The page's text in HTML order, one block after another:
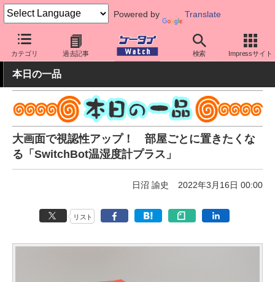
Powered by Translate
カテゴリ 過去記事 検索 Impressサイト
ケータイ Watch 周辺機器/アクセサリー その他
本日の一品
大画面で視認性アップ！ 部屋ごとに置きたくな
る「SwitchBot温湿度計プラス」
日沼 諭史 2022年3月16日 00:00
リスト